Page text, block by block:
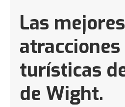
Las mejores
atracciones
turísticas
de Wight.